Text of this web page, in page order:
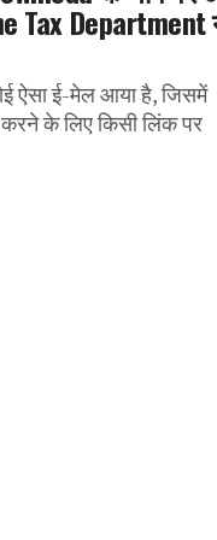
Tax Department
ऐसा ई-मेल आया है, जिसमें
के लिए किसी लिंक पर